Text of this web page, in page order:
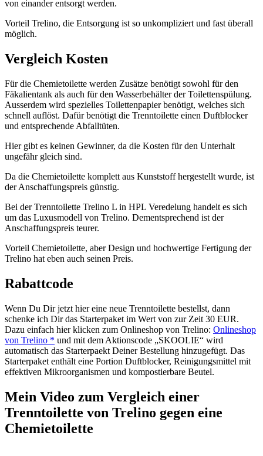
von einander entsorgt werden.
Vorteil Trelino, die Entsorgung ist so unkompliziert und fast überall
möglich.
Vergleich Kosten
Für die Chemietoilette werden Zusätze benötigt sowohl für den
Fäkalientank als auch für den Wasserbehälter der Toilettenspülung.
Ausserdem wird spezielles Toilettenpapier benötigt, welches sich
schnell auflöst. Dafür benötigt die Trenntoilette einen Duftblocker
und entsprechende Abfalltüten.
Hier gibt es keinen Gewinner, da die Kosten für den Unterhalt
ungefähr gleich sind.
Da die Chemietoilette komplett aus Kunststoff hergestellt wurde, ist
der Anschaffungspreis günstig.
Bei der Trenntoilette Trelino L in HPL Veredelung handelt es sich
um das Luxusmodell von Trelino. Dementsprechend ist der
Anschaffungspreis teurer.
Vorteil Chemietoilette, aber Design und hochwertige Fertigung der
Trelino hat eben auch seinen Preis.
Rabattcode
Wenn Du Dir jetzt hier eine neue Trenntoilette bestellst, dann
schenke ich Dir das Starterpaket im Wert von zur Zeit 30 EUR.
Dazu einfach hier klicken zum Onlineshop von Trelino: Onlineshop
von Trelino * und mit dem Aktionscode „SKOOLIE“ wird
automatisch das Starterpaekt Deiner Bestellung hinzugefügt. Das
Starterpaket enthält eine Portion Duftblocker, Reinigungsmittel mit
effektiven Mikroorganismen und kompostierbare Beutel.
Mein Video zum Vergleich einer
Trenntoilette von Trelino gegen eine
Chemietoilette